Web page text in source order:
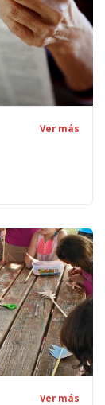
Ver más
Ver más